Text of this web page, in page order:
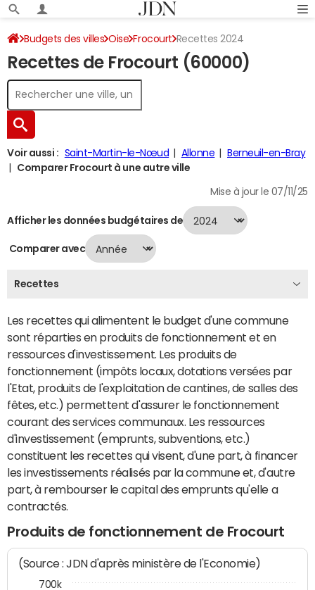
Budgets des villes Oise Frocourt Recettes 2024
Recettes de Frocourt (60000)
Voir aussi : Saint-Martin-le-Nœud Allonne
Berneuil-en-Bray
Comparer Frocourt à une autre ville
Mise à jour le 07/11/25
Afficher les données budgétaires de
Comparer avec
Recettes
Les recettes qui alimentent le budget d'une commune
sont réparties en produits de fonctionnement et en
ressources d'investissement. Les produits de
fonctionnement (impôts locaux, dotations versées par
l'Etat, produits de l'exploitation de cantines, de salles des
fêtes, etc.) permettent d'assurer le fonctionnement
courant des services communaux. Les ressources
d'investissement (emprunts, subventions, etc.)
constituent les recettes qui visent, d'une part, à financer
les investissements réalisés par la commune et, d'autre
part, à rembourser le capital des emprunts qu'elle a
contractés.
Produits de fonctionnement de Frocourt
(Source : JDN d'après ministère de l'Economie)
700k